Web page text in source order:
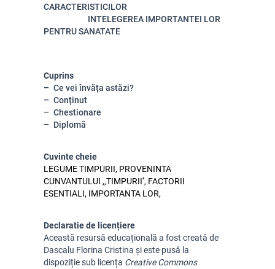
CARACTERISTICILOR
INTELEGEREA IMPORTANTEI LOR
PENTRU SANATATE
Cuprins
Ce vei învăța astăzi?
Conținut
Chestionare
Diplomă
Cuvinte cheie
LEGUME TIMPURII, PROVENINTA
CUNVANTULUI ,,TIMPURII'', FACTORII
ESENTIALI, IMPORTANTA LOR,
Declaratie de licențiere
Această resursă educațională a fost creată de
Dascalu Florina Cristina și este pusă la
dispoziție sub licența Creative Commons